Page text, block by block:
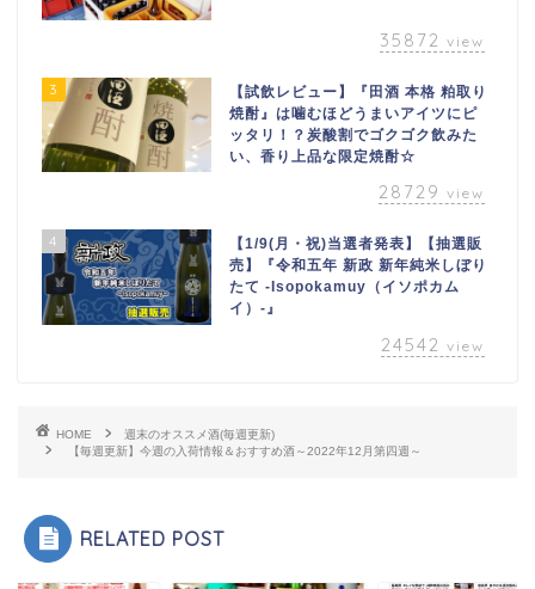
35872 view
3
【試飲レビュー】『田酒 本格 粕取り
焼酎』は噛むほどうまいアイツにピ
ッタリ！？炭酸割でゴクゴク飲みた
い、香り上品な限定焼酎☆
28729 view
4
【1/9(月・祝)当選者発表】【抽選販
売】『令和五年 新政 新年純米しぼり
たて -Isopokamuy（イソポカム
イ）-』
24542 view
HOME
週末のオススメ酒(毎週更新)
【毎週更新】今週の入荷情報＆おすすめ酒～2022年12月第四週～
RELATED POST